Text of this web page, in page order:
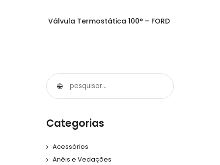
Válvula Termostática 100° – FORD
Categorias
Acessórios
Anéis e Vedações